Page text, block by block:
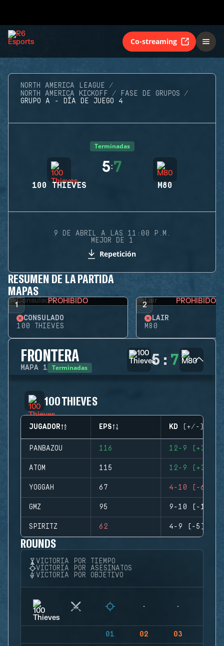
Co-streaming
NORTH AMERICA LEAGUE
NORTH AMERICA KICKOFF
FASE DE GRUPOS
GRUPO A - DÍA DE JUEGO 4
Terminadas
100 THIEVES
5:7
M80
9 DE ABRIL A LAS 11:00 P.M.
MEJOR DE 1
Repetición
RESUMEN DE LA PARTIDA
MAPAS
1 PROHIBIDO
CONSULADO
100 THIEVES
2 PROHIBIDO
LAIR
M80
FRONTERA
MAPA 1 Terminadas 5 : 7
100 THIEVES
JUGADOR EPS KD (+/-)
PANBAZOU 116 12-9 (+3)
ATOM 115 12-9 (+3)
YOGGAH 67 4-10 (-6)
GMZ 95 9-10 (-1)
SPIRITZ 62 4-9 (-5)
ROUNDS
VICTORIA POR TIEMPO
VICTORIA POR ASESINATOS
VICTORIA POR OBJETIVO
01 02 03